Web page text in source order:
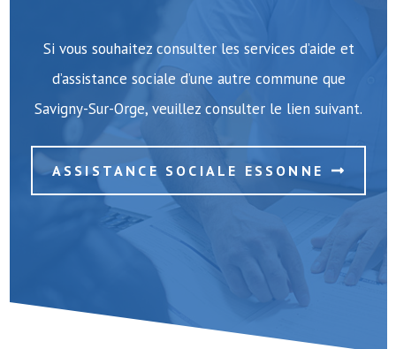
Si vous souhaitez consulter les services d’aide et
d’assistance sociale d’une autre commune que
Savigny-Sur-Orge, veuillez consulter le lien suivant.
ASSISTANCE SOCIALE ESSONNE